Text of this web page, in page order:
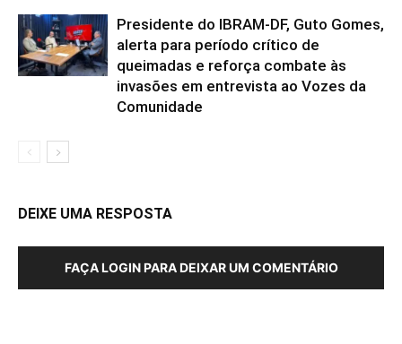
Presidente do IBRAM-DF, Guto Gomes,
alerta para período crítico de
queimadas e reforça combate às
invasões em entrevista ao Vozes da
Comunidade
DEIXE UMA RESPOSTA
FAÇA LOGIN PARA DEIXAR UM COMENTÁRIO